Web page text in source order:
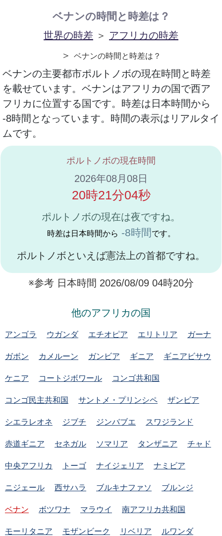
ベナンの時間と時差は？
世界の時差 ＞ アフリカの時差
＞
ベナンの時間と時差は？
ベナンの主要都市ポルトノボの現在時間と時差
を載せています。ベナンはアフリカの国で西ア
フリカに位置する国です。時差は日本時間から
-8時間となっています。時間の表示はリアルタイ
ムです。
ポルトノボの現在時間
2026年08月08日
20時21分04秒
ポルトノボの現在は夜ですね。
時差は日本時間から -8時間 です。
ポルトノボといえば憲法上の首都ですね。
※参考 日本時間 2026/08/09 04時20分
他のアフリカの国
アンゴラ ウガンダ エチオピア エリトリア ガーナ
ガボン カメルーン ガンビア ギニア ギニアビサウ
ケニア コートジボワール コンゴ共和国
コンゴ民主共和国 サントメ・プリンシペ ザンビア
シエラレオネ ジブチ ジンバブエ スワジランド
赤道ギニア セネガル ソマリア タンザニア チャド
中央アフリカ トーゴ ナイジェリア ナミビア
ニジェール 西サハラ ブルキナファソ ブルンジ
ベナン ボツワナ マラウイ 南アフリカ共和国
モーリタニア モザンビーク リベリア ルワンダ